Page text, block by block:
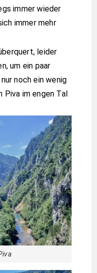
immer wieder
immer mehr
leider
um ein paar
noch ein wenig
Piva im engen Tal